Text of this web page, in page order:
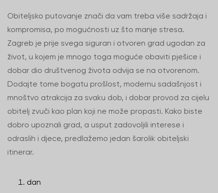
Obiteljsko putovanje znači da vam treba više sadržaja i
kompromisa, po mogućnosti uz što manje stresa.
Zagreb je prije svega siguran i otvoren grad ugodan za
život, u kojem je mnogo toga moguće obaviti pješice i
dobar dio društvenog života odvija se na otvorenom.
Dodajte tome bogatu prošlost, modernu sadašnjost i
mnoštvo atrakcija za svaku dob, i dobar provod za cijelu
obitelj zvuči kao plan koji ne može propasti. Kako biste
dobro upoznali grad, a usput zadovoljili interese i
odraslih i djece, predlažemo jedan šarolik obiteljski
itinerar.
dan